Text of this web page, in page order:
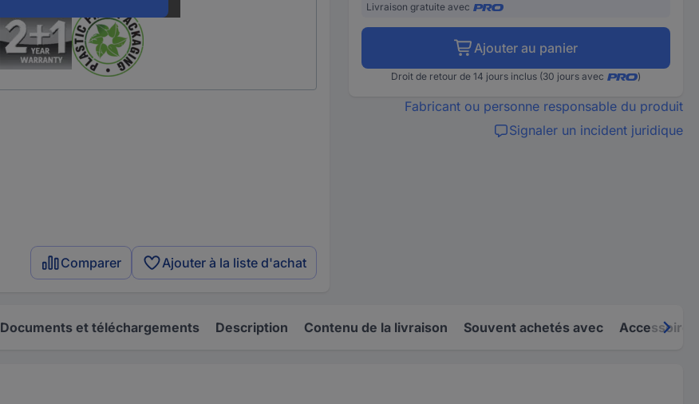
Comparer Ajouter à la liste d'achat
Livraison gratuite avec
Ajouter au panier
Droit de retour de 14 jours inclus (30 jours avec )
Fabricant ou personne responsable du produit
Signaler un incident juridique
Documents et téléchargements Description Contenu de la livraison Souvent achetés avec Accessoires